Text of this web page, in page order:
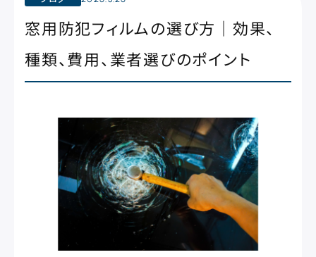
窓用防犯フィルムの選び方｜効果、
種類、費用、業者選びのポイント